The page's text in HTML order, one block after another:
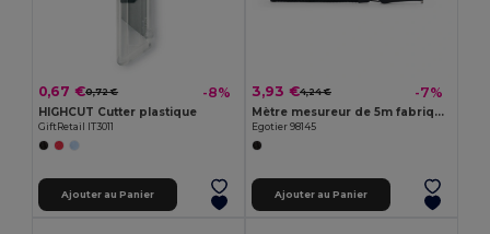
0,67 €0,72 € -8%
HIGHCUT Cutter plastique
GiftRetail IT3011
Ajouter au Panier
3,93 €4,24 € -7%
Mètre mesureur de 5m fabriqué en ABS recyclé (100 % rABS) et en bambou
Egotier 98145
Ajouter au Panier